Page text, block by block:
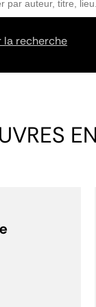
la recherche